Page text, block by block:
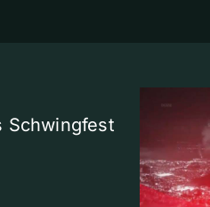
Schwingfest